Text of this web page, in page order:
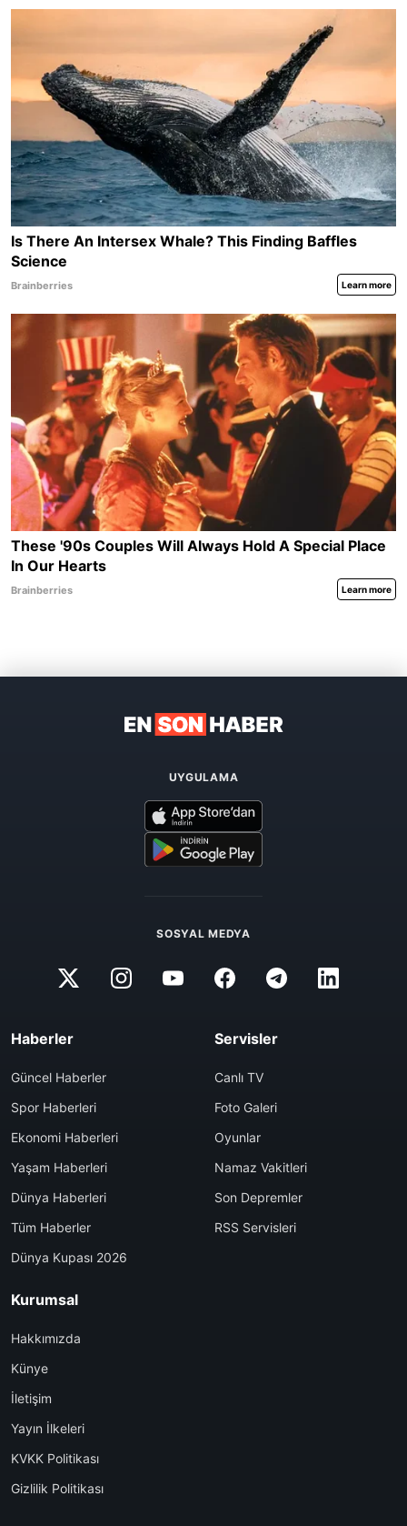
UYGULAMA
SOSYAL MEDYA
Haberler
Güncel Haberler
Spor Haberleri
Ekonomi Haberleri
Yaşam Haberleri
Dünya Haberleri
Tüm Haberler
Dünya Kupası 2026
Servisler
Canlı TV
Foto Galeri
Oyunlar
Namaz Vakitleri
Son Depremler
RSS Servisleri
Kurumsal
Hakkımızda
Künye
İletişim
Yayın İlkeleri
KVKK Politikası
Gizlilik Politikası